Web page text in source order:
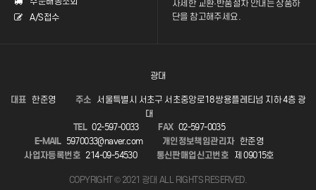
A/S접수
자세한 교환·반품절차 안내는상품하
단을 참고해주세요.
광대
대표 한준영 주소 서울특별시 서초구 서초중앙로18 쌍용플레티넘 지하 4층 광
대
TEL 02-597-0033 FAX 02-597-0035
E-MAIL 5970033@naver.com 개인정보책임관리자 한준영
사업자등록번호 214-09-54530 통신판매업신고번호 제 09015호
COPYRIGHT © 2021 광대 ALL RIGHTS RESERVED.